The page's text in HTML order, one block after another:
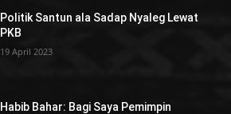
Politik Santun ala Sadap Nyaleg Lewat
PKB
19 April 2023
Habib Bahar: Bagi Saya Pemimpin